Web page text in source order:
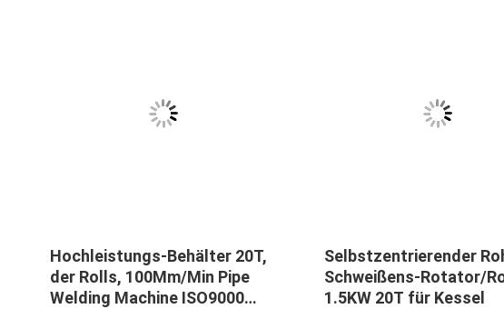
Hochleistungs-Behälter 20T,
der Rolls, 100Mm/Min Pipe
Welding Machine ISO9000
Selbstzentrierender
Schweißens-Rotator/
1.5KW 20T für Kessel